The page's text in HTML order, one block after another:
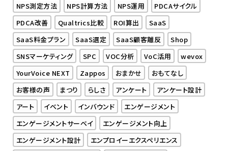
NPS測定方法
NPS計算方法 NPS運用
PDCAサイクル
PDCA改善
Qualtrics比較 ROI算出
SaaS
SaaS料金プラン
SaaS選定 SaaS顧客離反
Shop
SNSマーケティング
SPC VOC分析 VoC活用
wevox
YourVoice NEXT
Zappos おまかせ
おもてなし
お客様の声
まつり らしさ アンケート
アンケート設計
アート
イベント インバウンド
エンゲージメント
エンゲージメントサーベイ
エンゲージメント向上
エンゲージメント設計
エンプロイーエクスペリエンス